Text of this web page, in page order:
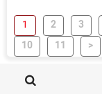
1 2 3
10
11 >